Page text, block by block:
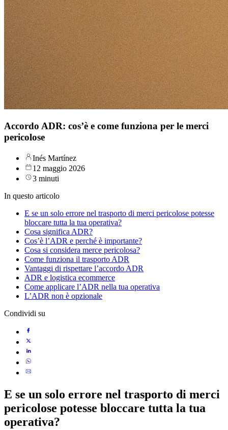
Accordo ADR: cos’è e come funziona per le merci
pericolose
Inés Martínez
12 maggio 2026
3 minuti
In questo articolo
E se un solo errore nel trasporto di merci pericolose potesse
bloccare tutta la tua operativa?
Cosa significa ADR?
Cos’è l’ADR e perché è importante?
Cosa si considera merce pericolosa?
Come funziona il trasporto ADR
Vantaggi di rispettare l’accordo ADR
ADR e logistica ecommerce
Come applicare l’ADR nella tua operativa
L’ADR non è opzionale
Condividi su
E se un solo errore nel trasporto di merci
pericolose potesse bloccare tutta la tua
operativa?